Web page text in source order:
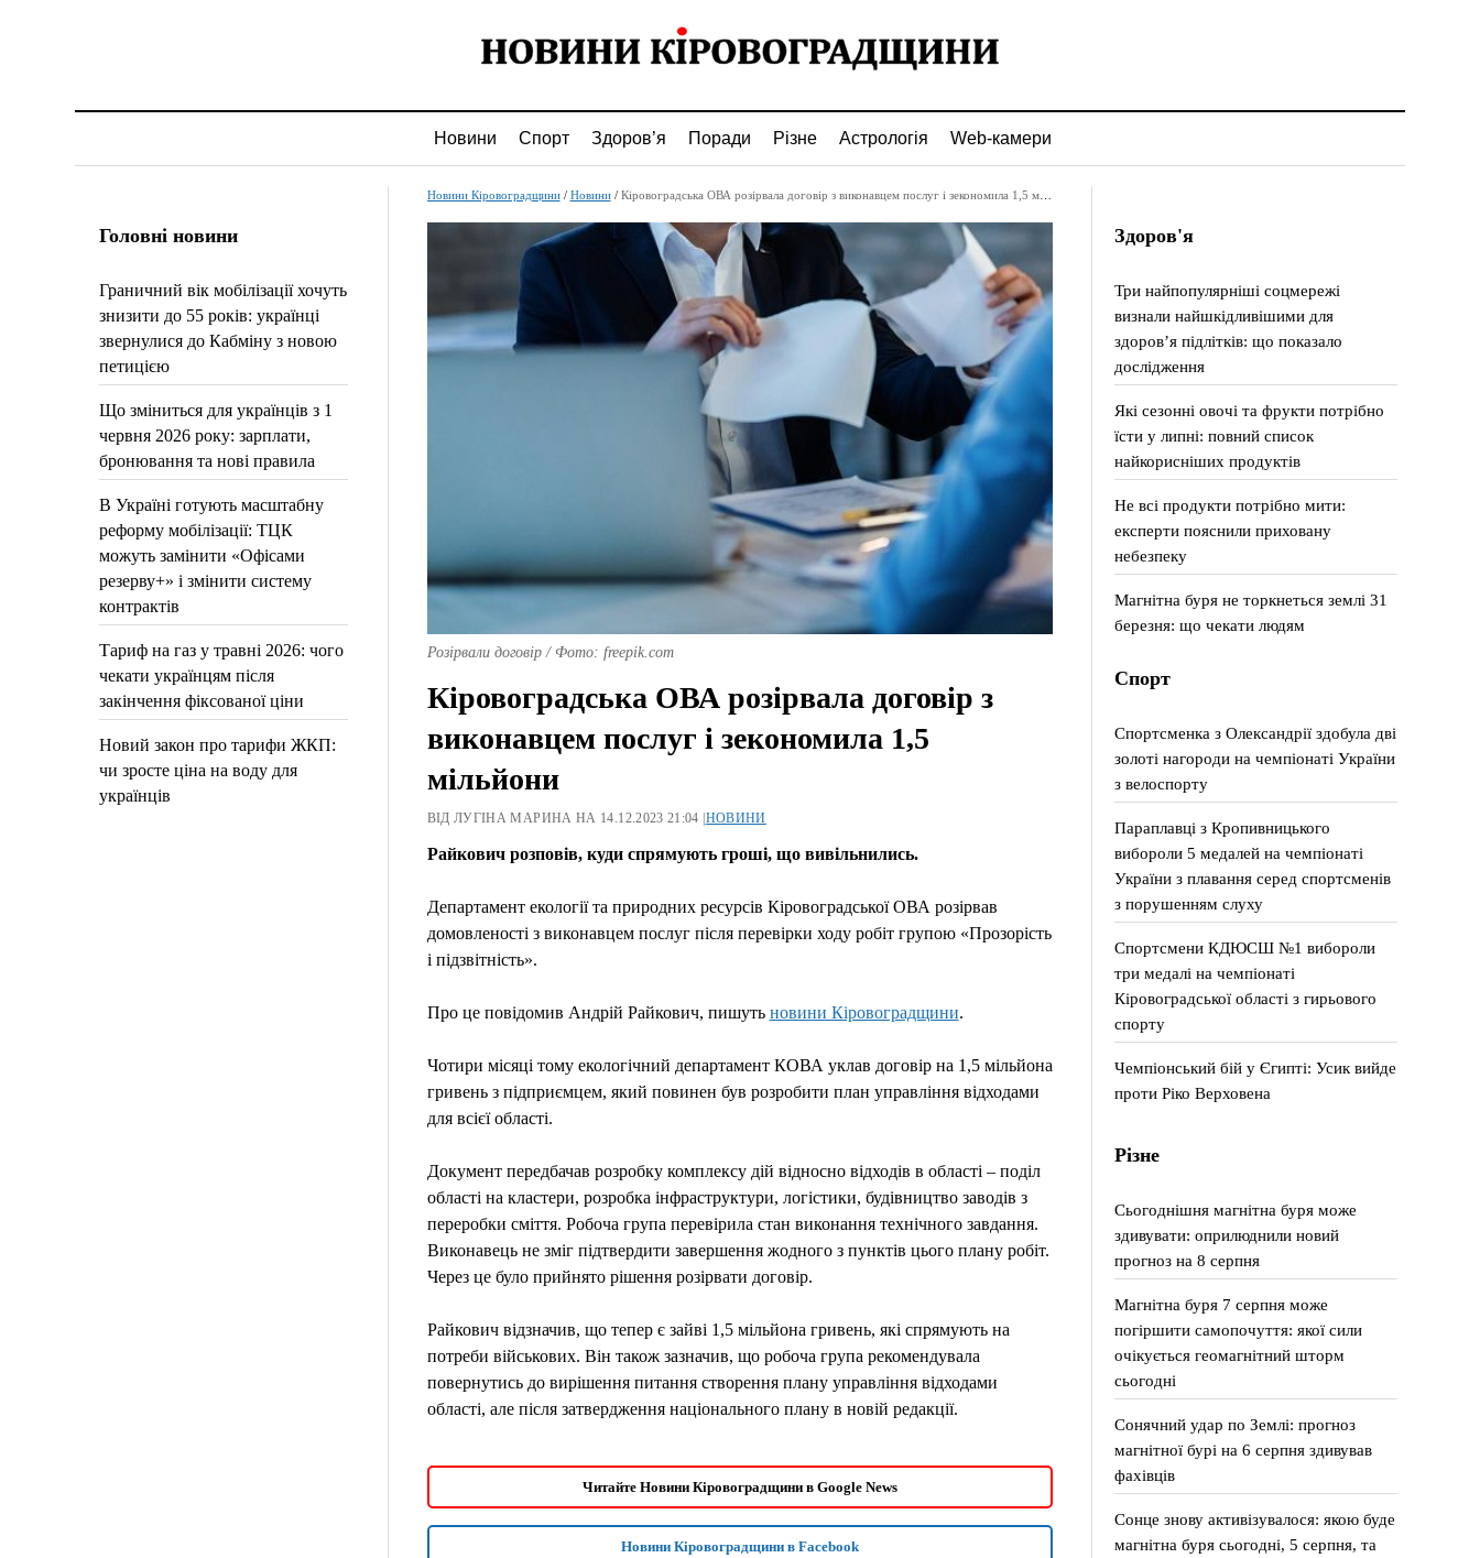
Новини Спорт Здоров’я Поради Різне Астрологія Web-камери
Головні новини
Граничний вік мобілізації хочуть
знизити до 55 років: українці
звернулися до Кабміну з новою
петицією
Що зміниться для українців з 1
червня 2026 року: зарплати,
бронювання та нові правила
В Україні готують масштабну
реформу мобілізації: ТЦК
можуть замінити «Офісами
резерву+» і змінити систему
контрактів
Тариф на газ у травні 2026: чого
чекати українцям після
закінчення фіксованої ціни
Новий закон про тарифи ЖКП:
чи зросте ціна на воду для
українців
Новини Кіровоградщини/ Новини/ Кіровоградська ОВА розірвала договір з виконавцем послуг і зекономила 1,5 мільйони
Розірвали договір / Фото: freepik.com
Кіровоградська ОВА розірвала договір з
виконавцем послуг і зекономила 1,5
мільйони
ВІД ЛУГІНА МАРИНА НА 14.12.2023 21:04 | НОВИНИ
Райкович розповів, куди спрямують гроші, що вивільнились.
Департамент екології та природних ресурсів Кіровоградської ОВА розірвав
домовленості з виконавцем послуг після перевірки ходу робіт групою «Прозорість
і підзвітність».
Про це повідомив Андрій Райкович, пишуть новини Кіровоградщини.
Чотири місяці тому екологічний департамент КОВА уклав договір на 1,5 мільйона
гривень з підприємцем, який повинен був розробити план управління відходами
для всієї області.
Документ передбачав розробку комплексу дій відносно відходів в області – поділ
області на кластери, розробка інфраструктури, логістики, будівництво заводів з
переробки сміття. Робоча група перевірила стан виконання технічного завдання.
Виконавець не зміг підтвердити завершення жодного з пунктів цього плану робіт.
Через це було прийнято рішення розірвати договір.
Райкович відзначив, що тепер є зайві 1,5 мільйона гривень, які спрямують на
потреби військових. Він також зазначив, що робоча група рекомендувала
повернутись до вирішення питання створення плану управління відходами
області, але після затвердження національного плану в новій редакції.
Читайте Новини Кіровоградщини в Google News
Новини Кіровоградщини в Facebook
Здоров'я
Три найпопулярніші соцмережі
визнали найшкідливішими для
здоров’я підлітків: що показало
дослідження
Які сезонні овочі та фрукти потрібно
їсти у липні: повний список
найкорисніших продуктів
Не всі продукти потрібно мити:
експерти пояснили приховану
небезпеку
Магнітна буря не торкнеться землі 31
березня: що чекати людям
Спорт
Спортсменка з Олександрії здобула дві
золоті нагороди на чемпіонаті України
з велоспорту
Параплавці з Кропивницького
вибороли 5 медалей на чемпіонаті
України з плавання серед спортсменів
з порушенням слуху
Спортсмени КДЮСШ №1 вибороли
три медалі на чемпіонаті
Кіровоградської області з гирьового
спорту
Чемпіонський бій у Єгипті: Усик вийде
проти Ріко Верховена
Різне
Сьогоднішня магнітна буря може
здивувати: оприлюднили новий
прогноз на 8 серпня
Магнітна буря 7 серпня може
погіршити самопочуття: якої сили
очікується геомагнітний шторм
сьогодні
Сонячний удар по Землі: прогноз
магнітної бурі на 6 серпня здивував
фахівців
Сонце знову активізувалося: якою буде
магнітна буря сьогодні, 5 серпня, та